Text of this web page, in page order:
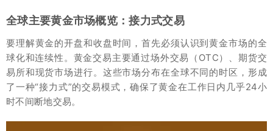
全球主要黄金市场概览：接力式交易
要理解黄金的开盘和收盘时间，首先必须认识到黄金市场的全
球化和连续性。黄金交易主要通过场外交易（OTC）、期货交
易所和现货市场进行。这些市场分布在全球不同的时区，形成
了一种“接力式”的交易模式，确保了黄金在工作日内几乎24小
时不间断地交易。